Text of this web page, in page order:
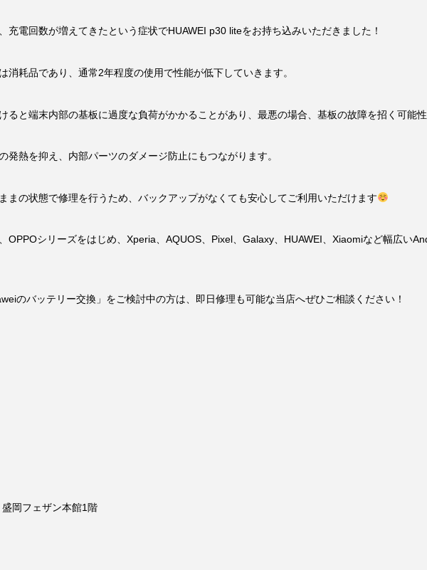
充電回数が増えてきたという症状でHUAWEI p30 liteをお持ち込みいただきました！
消耗品であり、通常2年程度の使用で性能が低下していきます。
ると端末内部の基板に過度な負荷がかかることがあり、最悪の場合、基板の故障を招く可能
発熱を抑え、内部パーツのダメージ防止にもつながります。
まの状態で修理を行うため、バックアップがなくても安心してご利用いただけます
OPPOシリーズをはじめ、Xperia、AQUOS、Pixel、Galaxy、HUAWEI、Xiaomiなど幅広い
のバッテリー交換」をご検討中の方は、即日修理も可能な当店へぜひご相談ください！
岡フェザン本館1階